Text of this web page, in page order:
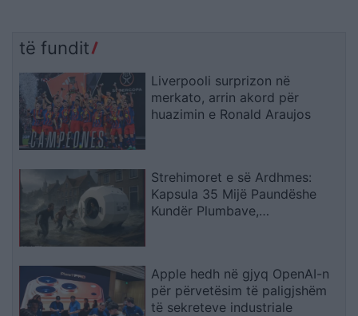
të fundit
Liverpooli surprizon në
merkato, arrin akord për
huazimin e Ronald Araujos
Strehimoret e së Ardhmes:
Kapsula 35 Mijë Paundëshe
Kundër Plumbave,
Apple hedh në gjyq OpenAI-n
për përvetësim të paligjshëm
të sekreteve industriale